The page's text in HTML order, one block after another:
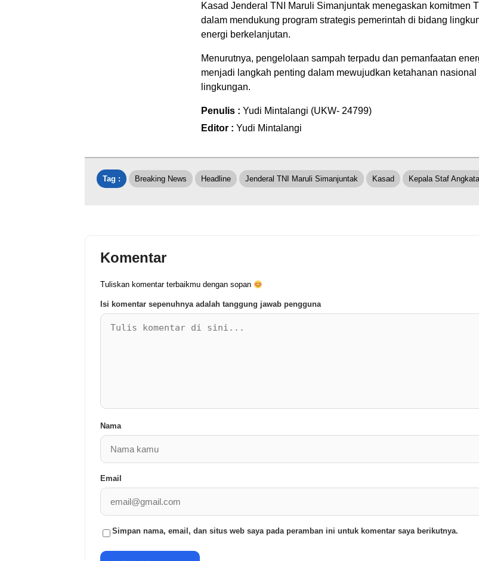
Kasad Jenderal TNI Maruli Simanjuntak menegaskan komitmen
dalam mendukung program strategis pemerintah di bidang
energi berkelanjutan.
Menurutnya, pengelolaan sampah terpadu dan pemanfaatan
menjadi langkah penting dalam mewujudkan ketahanan nasional
lingkungan.
Penulis : Yudi Mintalangi (UKW- 24799)
Editor : Yudi Mintalangi
Tag : Breaking News Headline Jenderal TNI Maruli Simanjuntak Kasad Kepala Staf
Komentar
Tuliskan komentar terbaikmu dengan sopan
Isi komentar sepenuhnya adalah tanggung jawab pengguna
Nama
Email
Simpan nama, email, dan situs web saya pada peramban ini untuk komentar saya berikutnya.